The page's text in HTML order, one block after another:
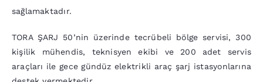
sağlamaktadır.
TORA ŞARJ 50’nin üzerinde tecrübeli bölge servisi, 300
kişilik mühendis, teknisyen ekibi ve 200 adet servis
araçları ile gece gündüz elektrikli araç şarj istasyonlarına